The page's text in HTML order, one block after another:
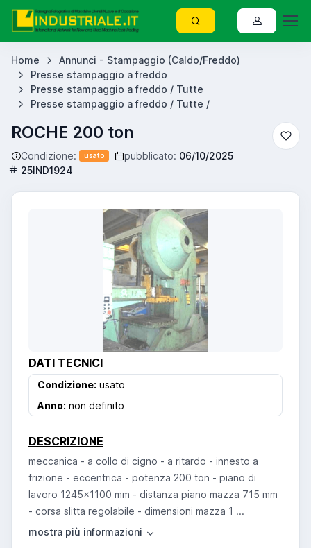
Home
Annunci - Stampaggio (Caldo/Freddo)
Presse stampaggio a freddo
Presse stampaggio a freddo / Tutte
Presse stampaggio a freddo / Tutte /
ROCHE 200 ton
Condizione: usato pubblicato: 06/10/2025
25IND1924
DATI TECNICI
Condizione: usato
Anno: non definito
DESCRIZIONE
meccanica - a collo di cigno - a ritardo - innesto a
frizione - eccentrica - potenza 200 ton - piano di
lavoro 1245x1100 mm - distanza piano mazza 715 mm
- corsa slitta regolabile - dimensioni mazza 1 ...